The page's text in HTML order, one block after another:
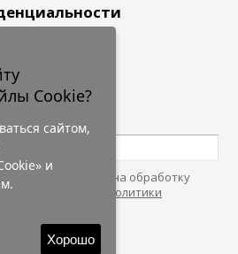
я даю согласие на обработку
С условиями
"Политики
Cookie?
сайтом,
и
Хорошо